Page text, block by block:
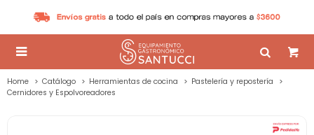

Home Catálogo Herramientas de cocina
Pastelería y repostería
Cernidores y Espolvoreadores